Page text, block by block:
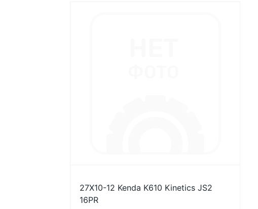
27X10-12 Kenda K610 Kinetics JS2
16PR